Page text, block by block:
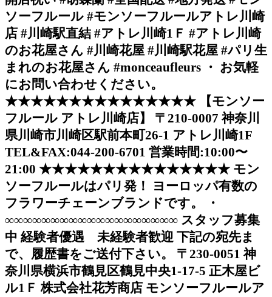
ソーフルール #モンソーフルールアトレ川崎
店 #川崎駅直結 #アトレ川崎1Ｆ #アトレ川崎
のお花屋さん #川崎花屋 #川崎駅花屋 #パリ生
まれのお花屋さん #monceaufleurs ・ お気軽
にお問い合わせください。
★★★★★★★★★★★★★★★ 【モンソー
フルール アトレ川崎店】 〒210-0007 神奈川
県川崎市川崎区駅前本町26-1 アトレ川崎1F
TEL&FAX:044-200-6701 営業時間:10:00〜
21:00 ★★★★★★★★★★★★★★★ モン
ソーフルールはパリ発！ ヨーロッパ有数の
フラワーチェーンブランドです。 ・
∞∞∞∞∞∞∞∞∞∞∞∞∞∞∞∞∞∞∞ スタッフ募集
中 経験者優遇 未経験者歓迎 下記の宛先ま
で、履歴書をご送付下さい。 〒230-0051 神
奈川県横浜市鶴見区鶴見中央1-17-5 正木屋ビ
ル1Ｆ 株式会社花芳商店 モンソーフルールア